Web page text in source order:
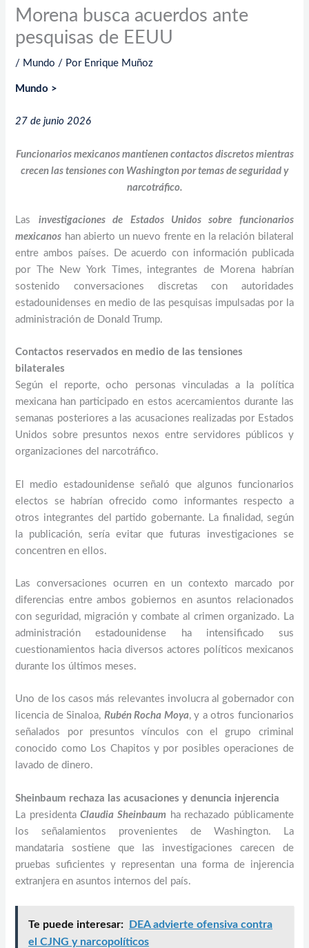
Morena busca acuerdos ante
pesquisas de EEUU
/ Mundo / Por Enrique Muñoz
Mundo >
27 de junio 2026
Funcionarios mexicanos mantienen contactos discretos mientras
crecen las tensiones con Washington por temas de seguridad y
narcotráfico.
Las investigaciones de Estados Unidos sobre funcionarios
mexicanos han abierto un nuevo frente en la relación bilateral
entre ambos países. De acuerdo con información publicada
por The New York Times, integrantes de Morena habrían
sostenido conversaciones discretas con autoridades
estadounidenses en medio de las pesquisas impulsadas por la
administración de Donald Trump.
Contactos reservados en medio de las tensiones
bilaterales
Según el reporte, ocho personas vinculadas a la política
mexicana han participado en estos acercamientos durante las
semanas posteriores a las acusaciones realizadas por Estados
Unidos sobre presuntos nexos entre servidores públicos y
organizaciones del narcotráfico.
El medio estadounidense señaló que algunos funcionarios
electos se habrían ofrecido como informantes respecto a
otros integrantes del partido gobernante. La finalidad, según
la publicación, sería evitar que futuras investigaciones se
concentren en ellos.
Las conversaciones ocurren en un contexto marcado por
diferencias entre ambos gobiernos en asuntos relacionados
con seguridad, migración y combate al crimen organizado. La
administración estadounidense ha intensificado sus
cuestionamientos hacia diversos actores políticos mexicanos
durante los últimos meses.
Uno de los casos más relevantes involucra al gobernador con
licencia de Sinaloa, Rubén Rocha Moya, y a otros funcionarios
señalados por presuntos vínculos con el grupo criminal
conocido como Los Chapitos y por posibles operaciones de
lavado de dinero.
Sheinbaum rechaza las acusaciones y denuncia injerencia
La presidentaClaudia Sheinbaum ha rechazado públicamente
los señalamientos provenientes de Washington. La
mandataria sostiene que las investigaciones carecen de
pruebas suficientes y representan una forma de injerencia
extranjera en asuntos internos del país.
Te puede interesar:
DEA advierte ofensiva contra
el CJNG y narcopolíticos